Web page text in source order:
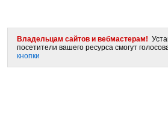
Владельцам сайтов и вебмастерам!
посетители вашего ресурса смогут
кнопки